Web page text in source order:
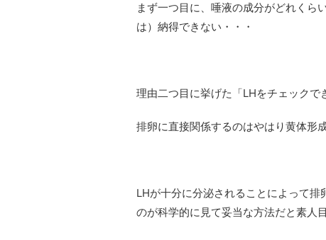
まず一つ目に、唾液の成分がどれくら
は）納得できない・・・
理由二つ目に挙げた「LHをチェックで
排卵に直接関係するのはやはり黄体形
LHが十分に分泌されることによって
のが科学的に見て妥当な方法だと素人